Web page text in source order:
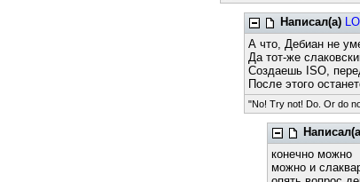
Написал(а)
А что, Дебиан не
Да тот-же
Создаешь ISO,
После этого
"No! Try not! Do. Or do
конечно можно
можно и